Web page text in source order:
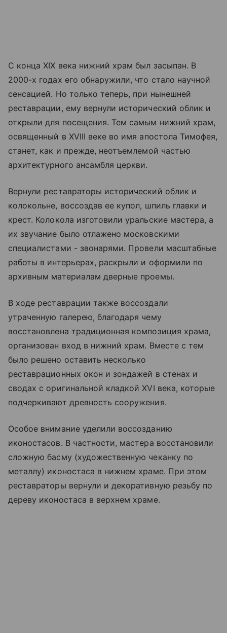
С конца XIX века нижний храм был засыпан. В
2000-х годах его обнаружили, что стало научной
сенсацией. Но только теперь, при нынешней
реставрации, ему вернули исторический облик и
открыли для посещения. Тем самым нижний храм,
освященный в XVIII веке во имя апостола Тимофея,
станет, как и прежде, неотъемлемой частью
архитектурного ансамбля церкви.
Вернули реставраторы исторический облик и
колокольне, воссоздав ее купол, шпиль главки и
крест. Колокола изготовили уральские мастера, а
их звучание было отлажено московскими
специалистами - звонарями. Провели масштабные
работы в интерьерах, раскрыли и оформили по
архивным материалам дверные проемы.
В ходе реставрации также воссоздали
утраченную галерею, благодаря чему
восстановлена традиционная композиция храма,
организован вход в нижний храм. Вместе с тем
было решено оставить несколько
реставрационных окон и зондажей в стенах и
сводах с оригинальной кладкой XVI века, которые
подчеркивают древность сооружения.
Особое внимание уделили воссозданию
иконостасов. В частности, мастера восстановили
сложную басму (художественную чеканку по
металлу) иконостаса в нижнем храме. При этом
реставраторы вернули и декоративную резьбу по
дереву иконостаса в верхнем храме.